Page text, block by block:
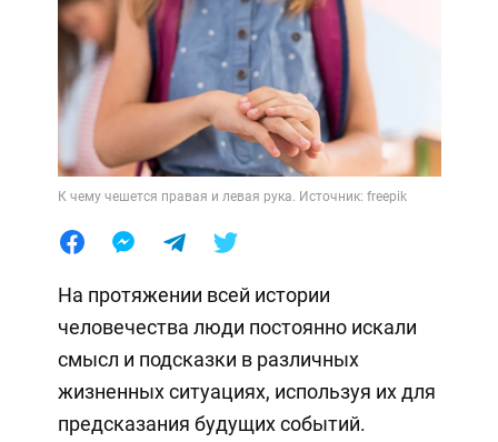
Жизнь
Лайфхаки
К чему чешется правая и левая рука. Источник: freepik
На протяжении всей истории
человечества люди постоянно искали
смысл и подсказки в различных
жизненных ситуациях, используя их для
предсказания будущих событий.